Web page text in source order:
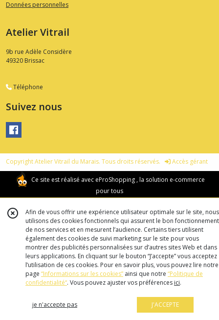
Données personnelles
Atelier Vitrail
9b rue Adèle Considère
49320 Brissac
Téléphone
Suivez nous
Copyright Atelier Vitrail du Marais. Tous droits réservés. Accès gérant
Ce site est réalisé avec eProShopping , la solution e-commerce
pour tous
Afin de vous offrir une expérience utilisateur optimale sur le site, nous
utilisons des cookies fonctionnels qui assurent le bon fonctionnement
de nos services et en mesurent l’audience. Certains tiers utilisent
également des cookies de suivi marketing sur le site pour vous
montrer des publicités personnalisées sur d’autres sites Web et dans
leurs applications. En cliquant sur le bouton “J’accepte” vous acceptez
l’utilisation de ces cookies. Pour en savoir plus, vous pouvez lire notre
page “Informations sur les cookies” ainsi que notre “Politique de
confidentialité“. Vous pouvez ajuster vos préférences ici.
je n'accepte pas J'ACCEPTE